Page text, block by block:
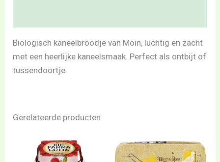
Biologisch kaneelbroodje van Moin, luchtig en zacht
met een heerlijke kaneelsmaak. Perfect als ontbijt of
tussendoortje.
Gerelateerde producten